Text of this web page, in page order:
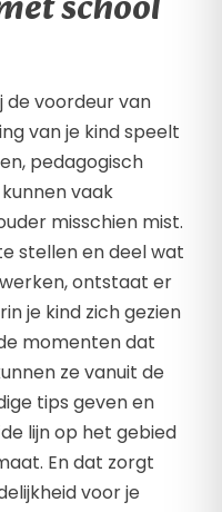
voordeur van
van je kind speelt
pedagogisch
vaak
misschien mist.
stellen en deel wat
ontstaat er
je kind zich gezien
momenten dat
ze vanuit de
tips geven en
lijn op het gebied
En dat zorgt
voor je